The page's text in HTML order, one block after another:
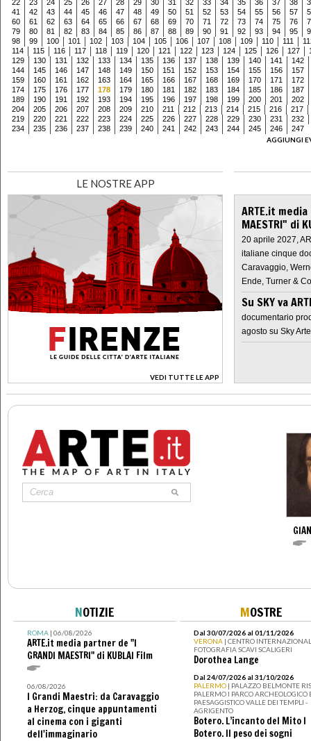
22 23 24 25 26 27 28 29 30 31 32 33 34 35 36 37 38
41
42 43 44 45 46 47 48 49 50 51 52 53 54 55 56 57
60
61 62 63 64 65 66 67 68 69 70 71 72 73 74 75 76
79
80 81 82 83 84 85 86 87 88 89 90 91 92 93 94 95
98
99 100 101 102 103 104 105 106 107 108 109 110 111
114
115 116 117 118 119 120 121 122 123 124 125 126 127
129
130 131 132 133 134 135 136 137 138 139 140 141
142
144
145 146 147 148 149 150 151 152 153 154 155 156
157
159
160 161 162 163 164 165 166 167 168 169 170 171
172
174
175 176 177 178 179 180 181 182 183 184 185 186
187
189
190 191 192 193 194 195 196 197 198 199 200 201
202
204
205 206 207 208 209 210 211 212 213 214 215 216
217
219
220 221 222 223 224 225 226 227 228 229 230 231
232
234
235 236 237 238 239 240 241 242 243 244 245 246
247
AGGIUNGI
LE NOSTRE APP
VEDI TUTTE LE APP
>
ARTE.it
MAESTRI" di
20 aprile 2027,
italiane cinque
Caravaggio,
Ende, Turner &
Su SKY va
documentario
agosto su Sky Arte
NOTIZIE
ROMA| 06/08/2026
ARTE.it media partner de "I
GRANDI MAESTRI" di KUBLAI Film
06/08/2026
I Grandi Maestri: da Caravaggio
a Herzog, cinque appuntamenti
al cinema con i giganti
dell'immaginario
MOSTRE
Dal 30/07/2026 al 01/11/2026
VERONA | CENTRO
FOTOGRAFIA SCAVI SCALIGERI
Dorothea Lange
Dal 24/07/2026 al 31/10/2026
PALERMO | PALAZZO BELMONTE
PALERMO I PARCO ARCHEOLOGICO
PAESAGGISTICO VALLE DEI TEMPLI -
AGRIGENTO
Botero. L’incanto del Mito I
Botero. Il peso dei sogni